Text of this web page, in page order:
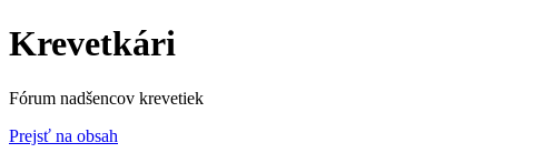
Krevetkári
Fórum nadšencov krevetiek
Prejsť na obsah